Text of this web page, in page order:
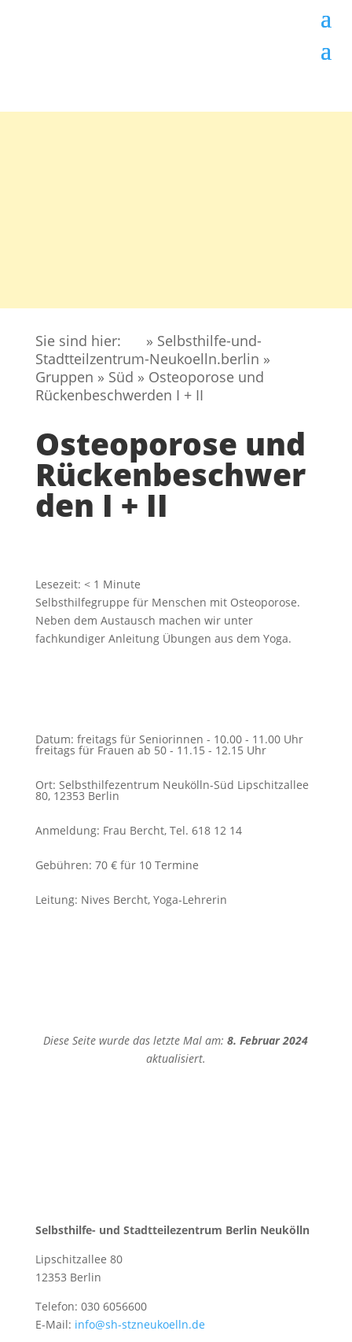
Sie sind hier:
» Selbsthilfe-und-
Stadtteilzentrum-Neukoelln.berlin »
Gruppen » Süd » Osteoporose und
Rückenbeschwerden I + II
Osteoporose und
Rückenbeschwer
den I + II
Lesezeit: < 1 Minute
Selbsthilfegruppe für Menschen mit Osteoporose.
Neben dem Austausch machen wir unter
fachkundiger Anleitung Übungen aus dem Yoga.
Datum: freitags für Seniorinnen - 10.00 - 11.00 Uhr
freitags für Frauen ab 50 - 11.15 - 12.15 Uhr
Ort: Selbsthilfezentrum Neukölln-Süd Lipschitzallee
80, 12353 Berlin
Anmeldung: Frau Bercht, Tel. 618 12 14
Gebühren: 70 € für 10 Termine
Leitung: Nives Bercht, Yoga-Lehrerin
Diese Seite wurde das letzte Mal am:8. Februar 2024
aktualisiert.
Selbsthilfe- und Stadtteilezentrum Berlin Neukölln
Lipschitzallee 80
12353 Berlin
Telefon: 030 6056600
E-Mail: info@sh-stzneukoelln.de